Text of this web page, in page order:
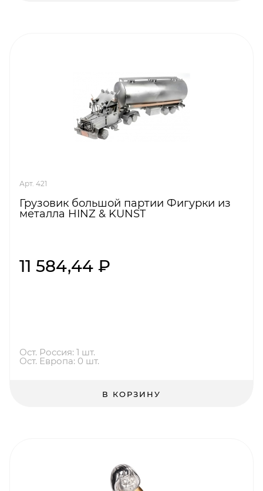
Арт. 421
Грузовик большой партии Фигурки из
металла HINZ & KUNST
11 584,44 ₽
Ост. Россия: 1 шт.
Ост. Европа: 0 шт.
В КОРЗИНУ